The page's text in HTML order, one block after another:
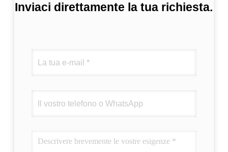
Inviaci direttamente la tua richiesta.